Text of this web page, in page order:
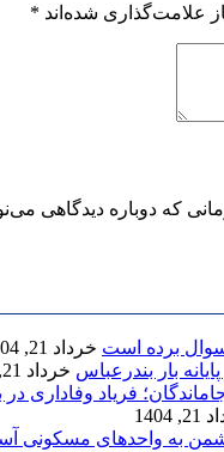
علامت‌گذاری شده‌اند *
که دوباره دیدگاهی
سوال برده است خرداد 21, 1404
خرداد 21, 1404
فریاد وفاداری در
1404